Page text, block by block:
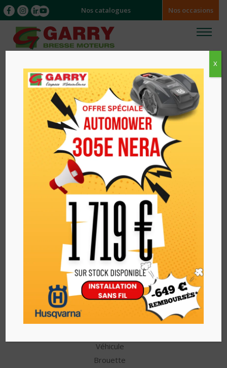
Nos catalogues Nos occasions
MATERIELS / Batterie
Autres catégories
Autoportée
Désherbage
Sécateur
Tondeuse débroussailleuse
Véhicule
Brouette
X